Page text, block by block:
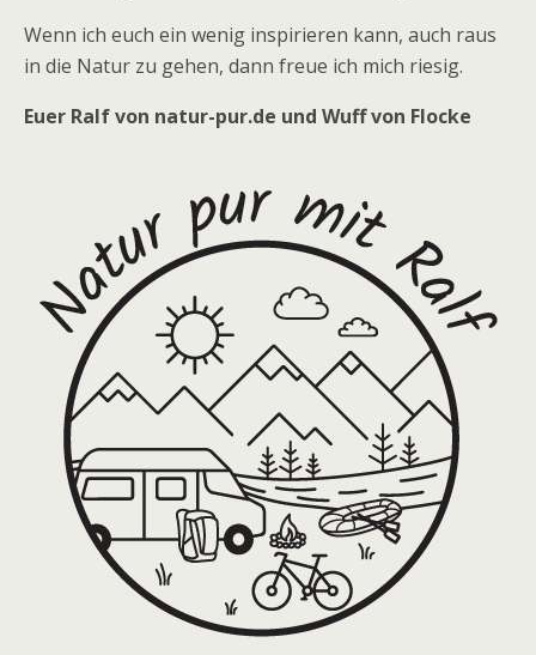
Wenn ich euch ein wenig inspirieren kann, auch raus
in die Natur zu gehen, dann freue ich mich riesig.
Euer Ralf von natur-pur.de und Wuff von Flocke